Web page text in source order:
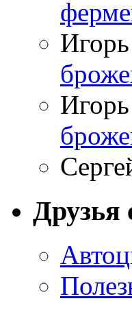
Игорь
Игорь
Друзья